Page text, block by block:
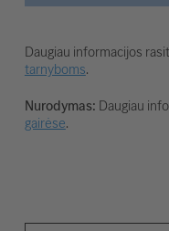
Daugiau informacijos
tarnyboms.
Nurodymas: Daugiau
gairėse.